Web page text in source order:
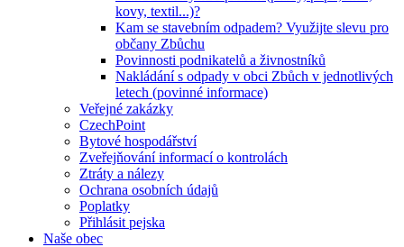
kovy, textil...)?
Kam se stavebním odpadem? Využijte slevu pro
občany Zbůchu
Povinnosti podnikatelů a živnostníků
Nakládání s odpady v obci Zbůch v jednotlivých
letech (povinné informace)
Veřejné zakázky
CzechPoint
Bytové hospodářství
Zveřejňování informací o kontrolách
Ztráty a nálezy
Ochrana osobních údajů
Poplatky
Přihlásit pejska
Naše obec